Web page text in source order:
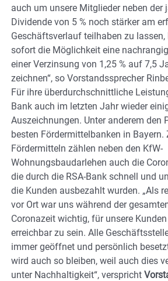
auch um unsere Mitglieder neben der
Dividende von 5 % noch stärker am
Geschäftsverlauf teilhaben zu lassen,
sofort die Möglichkeit eine
einer Verzinsung von 1,25 % auf 7,5
zeichnen“, so Vorstandssprecher
Für ihre überdurchschnittliche
Bank auch im letzten Jahr wieder
Auszeichnungen. Unter anderem den
besten Fördermittelbanken in Bayern.
Fördermitteln zählen neben den KfW-
Wohnungsbaudarlehen auch die
die durch die RSA-Bank schnell und
die Kunden ausbezahlt wurden. „Als
vor Ort war uns während der
Coronazeit wichtig, für unsere
erreichbar zu sein. Alle
immer geöffnet und persönlich
wird auch so bleiben, weil auch dies
unter Nachhaltigkeit“, verspricht